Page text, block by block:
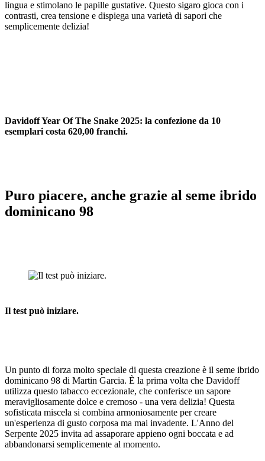
lingua e stimolano le papille gustative. Questo sigaro gioca con i
contrasti, crea tensione e dispiega una varietà di sapori che
semplicemente delizia!
Davidoff Year Of The Snake 2025: la confezione da 10
esemplari costa 620,00 franchi.
Puro piacere, anche grazie al seme ibrido
dominicano 98
Il test può iniziare.
Un punto di forza molto speciale di questa creazione è il seme ibrido
dominicano 98 di Martin Garcia. È la prima volta che Davidoff
utilizza questo tabacco eccezionale, che conferisce un sapore
meravigliosamente dolce e cremoso - una vera delizia! Questa
sofisticata miscela si combina armoniosamente per creare
un'esperienza di gusto corposa ma mai invadente. L'Anno del
Serpente 2025 invita ad assaporare appieno ogni boccata e ad
abbandonarsi semplicemente al momento.